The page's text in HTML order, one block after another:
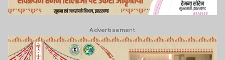
Advertisement